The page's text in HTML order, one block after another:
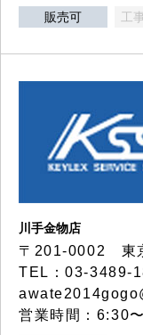
販売可 工
川手金物店
〒201-0002 東
TEL：03-3489-
営業時間：6:30